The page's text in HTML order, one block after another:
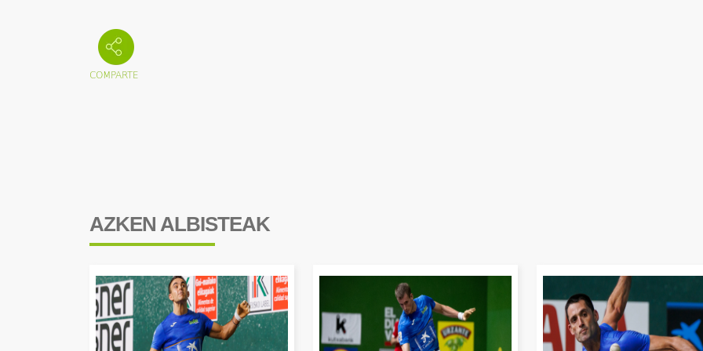
AZKEN ALBISTEAK